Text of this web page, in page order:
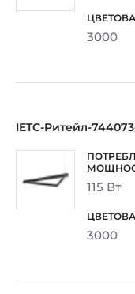
3000
IETC-Ритейл-744073-
115 Вт
3000